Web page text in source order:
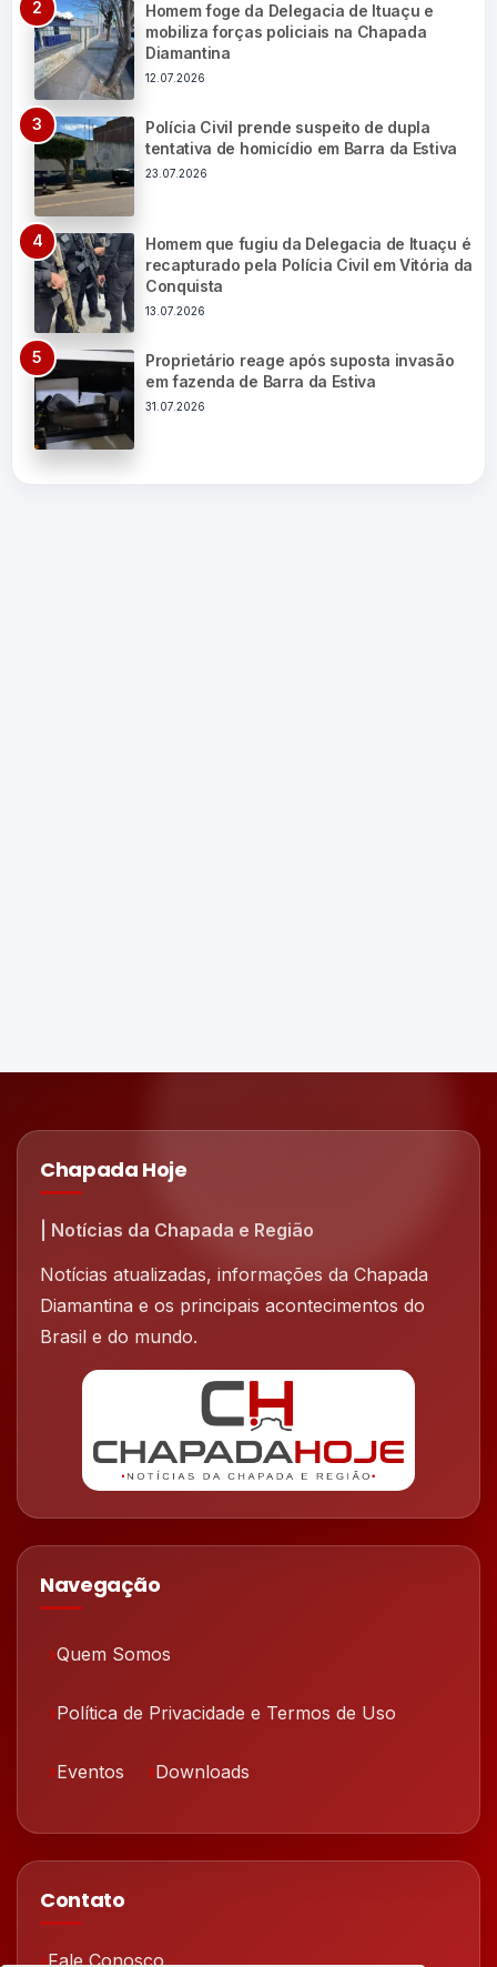
Homem foge da Delegacia de Ituaçu e
mobiliza forças policiais na Chapada
Diamantina
12.07.2026
Polícia Civil prende suspeito de dupla
tentativa de homicídio em Barra da Estiva
23.07.2026
Homem que fugiu da Delegacia de Ituaçu é
recapturado pela Polícia Civil em Vitória da
Conquista
13.07.2026
Proprietário reage após suposta invasão
em fazenda de Barra da Estiva
31.07.2026
Chapada Hoje
| Notícias da Chapada e Região
Notícias atualizadas, informações da Chapada
Diamantina e os principais acontecimentos do
Brasil e do mundo.
Navegação
Quem Somos
Política de Privacidade e Termos de Uso
Eventos Downloads
Contato
Fale Conosco